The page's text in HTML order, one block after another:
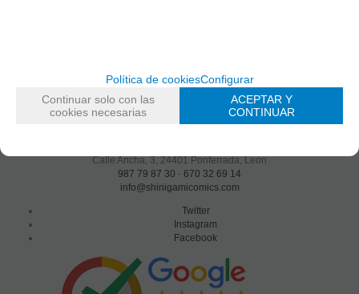
Shinigami Cómics
Calle Ancha, 3, 24401 Ponferrada, León
987 79 87 30 - 670 32 69 14
info@shinigamicomics.com
Twitter
Instagram
Facebook
Política de cookiesConfigurar
Continuar solo con las
cookies necesarias
ACEPTAR Y
CONTINUAR